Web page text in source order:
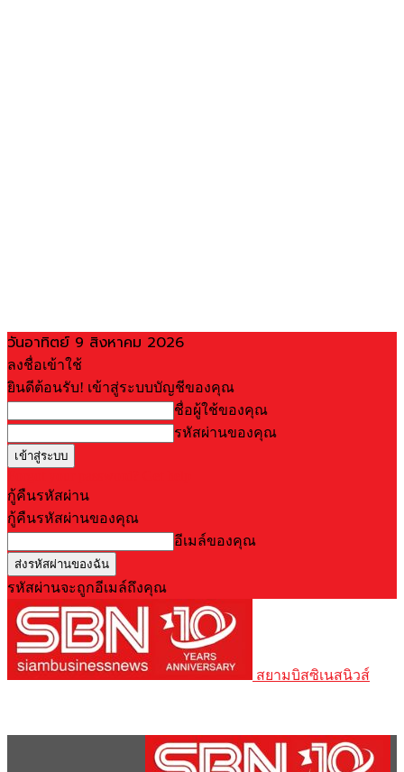
วันอาทิตย์ 9 สิงหาคม 2026
ลงชื่อเข้าใช้
ยินดีต้อนรับ! เข้าสู่ระบบบัญชีของคุณ
ชื่อผู้ใช้ของคุณ
รหัสผ่านของคุณ
กู้คืนรหัสผ่าน
กู้คืนรหัสผ่านของคุณ
อีเมล์ของคุณ
รหัสผ่านจะถูกอีเมล์ถึงคุณ
สยามบิสซิเนสนิวส์